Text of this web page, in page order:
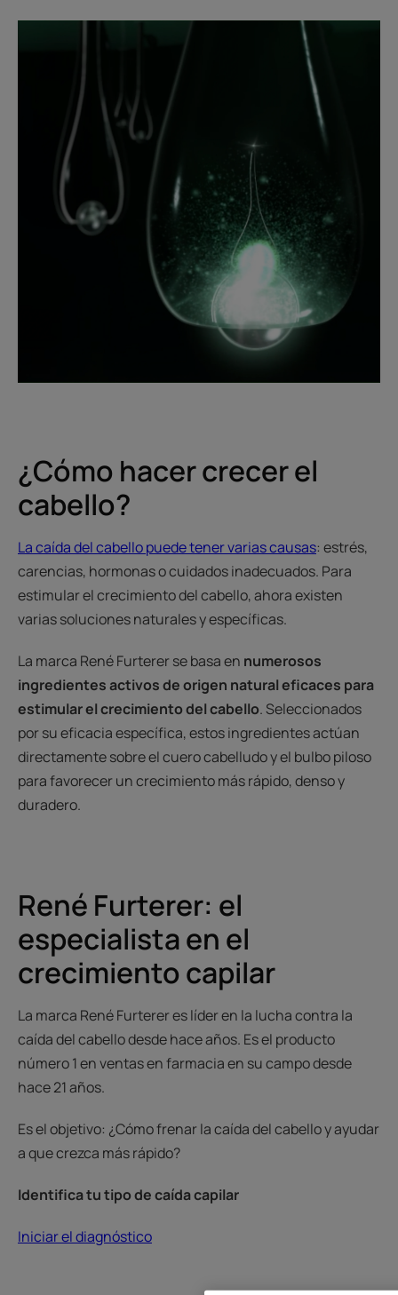
¿Cómo hacer crecer el
cabello?
La caída del cabello puede tener varias causas: estrés,
carencias, hormonas o cuidados inadecuados. Para
estimular el crecimiento del cabello, ahora existen
varias soluciones naturales y específicas.
La marca René Furterer se basa en numerosos
ingredientes activos de origen natural eficaces para
estimular el crecimiento del cabello. Seleccionados
por su eficacia específica, estos ingredientes actúan
directamente sobre el cuero cabelludo y el bulbo piloso
para favorecer un crecimiento más rápido, denso y
duradero.
René Furterer: el
especialista en el
crecimiento capilar
La marca René Furterer es líder en la lucha contra la
caída del cabello desde hace años. Es el producto
número 1 en ventas en farmacia en su campo desde
hace 21 años.
Es el objetivo: ¿Cómo frenar la caída del cabello y ayudar
a que crezca más rápido?
Identifica tu tipo de caída capilar
Iniciar el diagnóstico